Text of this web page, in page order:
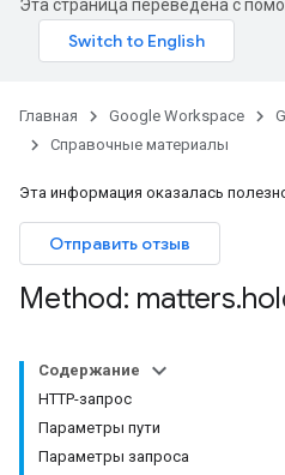
Эта страница переведена с
Главная Google Workspace
Справочные материалы
Эта информация оказалась
Отправить отзыв
Method: matters.
Содержание
HTTP-запрос
Параметры пути
Параметры запроса